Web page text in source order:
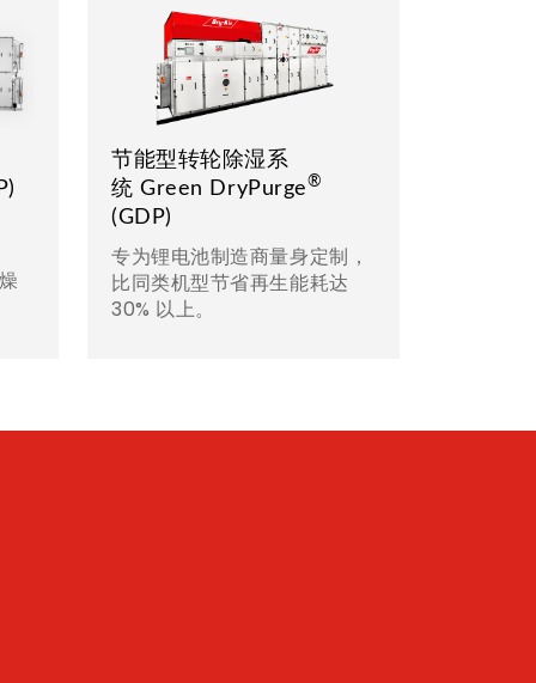
节能型转轮除湿系
统 Green DryPurge®
(GDP)
专为锂电池制造商量身定制，
比同类机型节省再生能耗达
30% 以上。